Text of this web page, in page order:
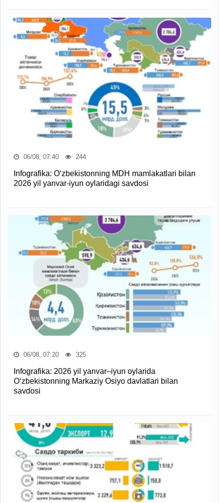
06/08, 07:40 244
Infografika: O‘zbekistonning MDH mamlakatlari bilan
2026 yil yanvar-iyun oylaridagi savdosi
06/08, 07:20 325
Infografika: 2026 yil yanvar–iyun oylarida
O‘zbekistonning Markaziy Osiyo davlatlari bilan
savdosi